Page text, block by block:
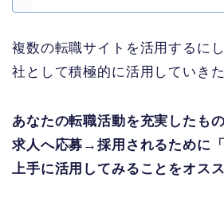
複数の転職サイトを活用するに
社として積極的に活用していき
あなたの転職活動を充実したも
求人へ応募→採用されるために
上手に活用してみることをオス